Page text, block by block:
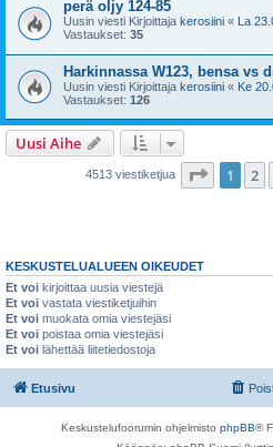
perä oljy 124-85
Uusin viesti Kirjoittaja kerosiini « La
Vastaukset: 35
Harkinnassa W123, bensa vs
Uusin viesti Kirjoittaja kerosiini « Ke
Vastaukset: 126
Uusi Aihe
4513 viestiketjua Sivu /91
1 2
KESKUSTELUALUEEN OIKEUDET
Et voi kirjoittaa uusia viestejä
Et voi vastata viestiketjuihin
Et voi muokata omia viestejäsi
Et voi poistaa omia viestejäsi
Et voi lähettää liitetiedostoja
Etusivu
Keskustelufoorumin ohjelmisto phpBB®